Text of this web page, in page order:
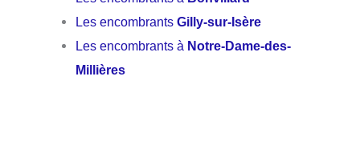
Les encombrantsGilly-sur-Isère
Les encombrants à Notre-Dame-des-
Millières